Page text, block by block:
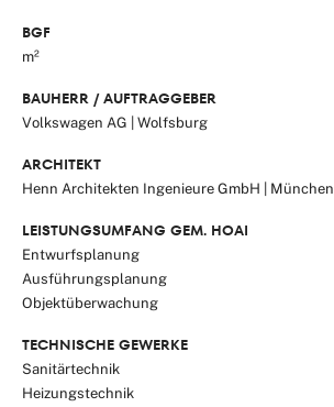
BGF
m²
BAUHERR / AUFTRAGGEBER
Volkswagen AG | Wolfsburg
ARCHITEKT
Henn Architekten Ingenieure GmbH | München
LEISTUNGSUMFANG GEM. HOAI
Entwurfsplanung
Ausführungsplanung
Objektüberwachung
TECHNISCHE GEWERKE
Sanitärtechnik
Heizungstechnik